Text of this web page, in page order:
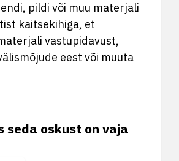
pildi või muu materjali
kaitsekihiga, et
vastupidavust,
eest või muuta
seda oskust on vaja